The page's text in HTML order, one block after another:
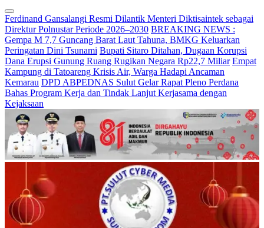
Ferdinand Gansalangi Resmi Dilantik Menteri Diktisaintek sebagai
Direktur Polnustar Periode 2026–2030 BREAKING NEWS :
Gempa M 7,7 Guncang Barat Laut Tahuna, BMKG Keluarkan
Peringatan Dini Tsunami Bupati Sitaro Ditahan, Dugaan Korupsi
Dana Erupsi Gunung Ruang Rugikan Negara Rp22,7 Miliar Empat
Kampung di Tatoareng Krisis Air, Warga Hadapi Ancaman
Kemarau DPD ABPEDNAS Sulut Gelar Rapat Pleno Perdana
Bahas Program Kerja dan Tindak Lanjut Kerjasama dengan
Kejaksaan